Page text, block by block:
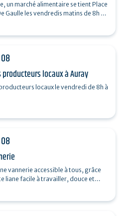
un marché alimentaire se tient Place
Gaulle les vendredis matins de 8h à
08
producteurs locaux à Auray
locaux le vendredi de 8h à
08
vannerie accessible à tous, grâce
liane facile à travailler, douce et